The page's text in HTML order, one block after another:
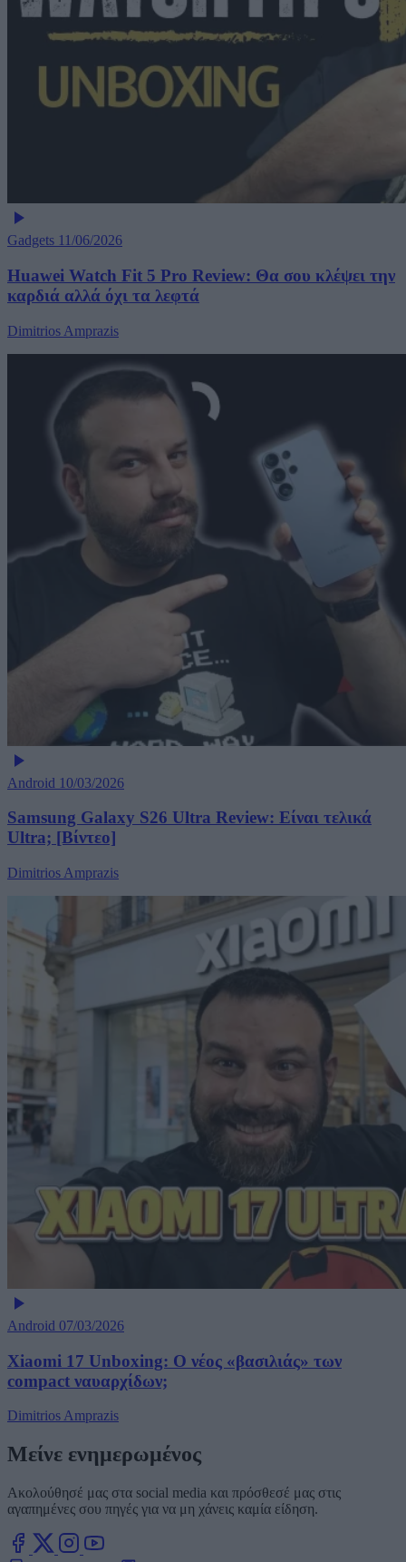
Gadgets 11/06/2026
Huawei Watch Fit 5 Pro Review: Θα σου κλέψει την
καρδιά αλλά όχι τα λεφτά
Dimitrios Amprazis
Android 10/03/2026
Samsung Galaxy S26 Ultra Review: Είναι τελικά
Ultra; [Βίντεο]
Dimitrios Amprazis
Android 07/03/2026
Xiaomi 17 Unboxing: Ο νέος «βασιλιάς» των
compact ναυαρχίδων;
Dimitrios Amprazis
Μείνε ενημερωμένος
Ακολούθησέ μας στα social media και πρόσθεσέ μας στις
αγαπημένες σου πηγές για να μη χάνεις καμία είδηση.